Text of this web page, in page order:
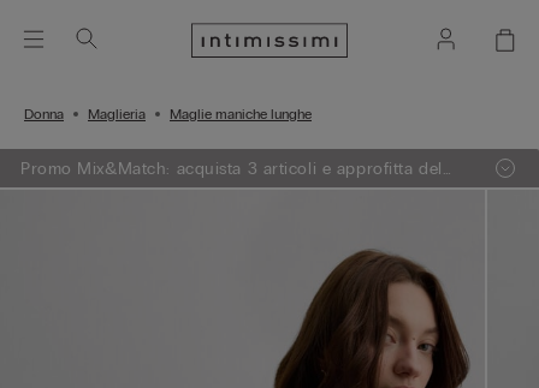
Donna Maglieria Maglie maniche lunghe
Promo Mix&Match: acquista 3 articoli e approfitta del
-50% sul meno caro